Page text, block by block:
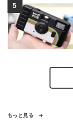
もっと見る